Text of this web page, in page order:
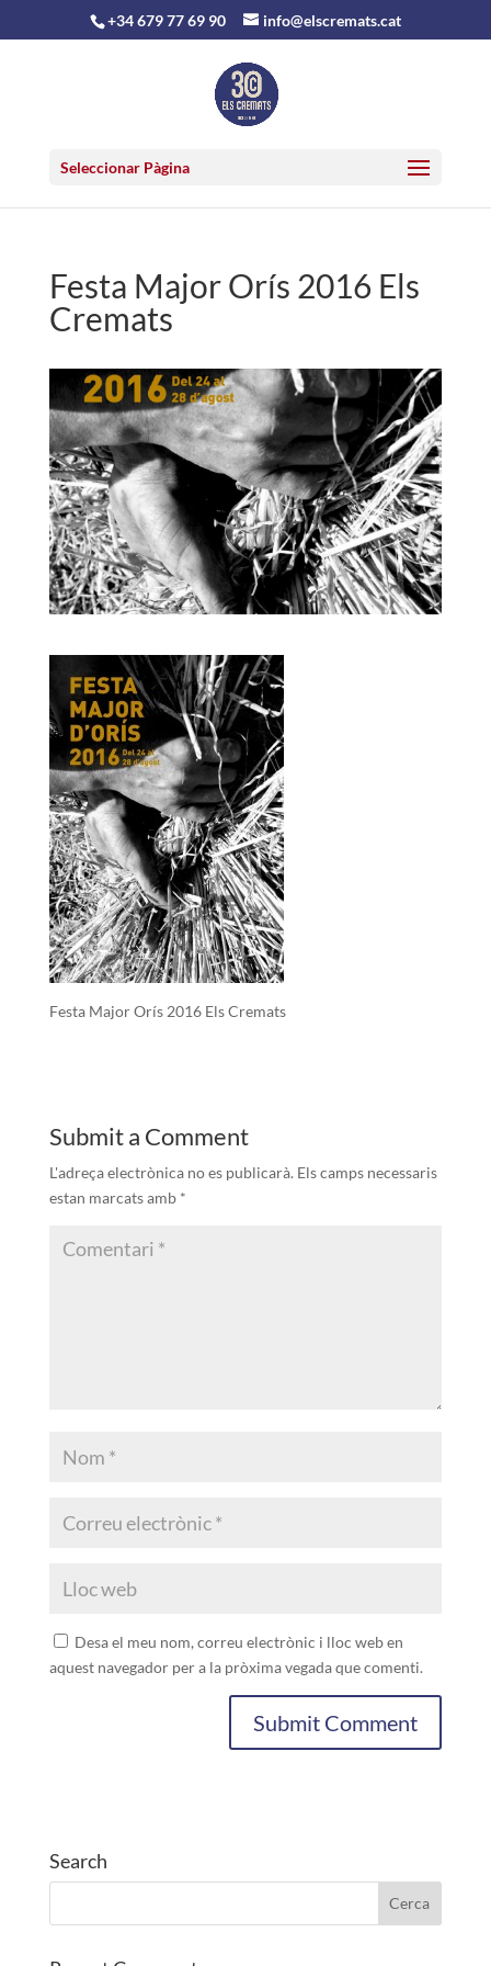
+34 679 77 69 90 info@elscremats.cat
Seleccionar Pàgina
Festa Major Orís 2016 Els
Cremats
Festa Major Orís 2016 Els Cremats
Submit a Comment
L'adreça electrònica no es publicarà. Els camps necessaris
estan marcats amb *
Desa el meu nom, correu electrònic i lloc web en
aquest navegador per a la pròxima vegada que comenti.
Search